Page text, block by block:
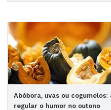
Abóbora, uvas ou
regular o humor no outono